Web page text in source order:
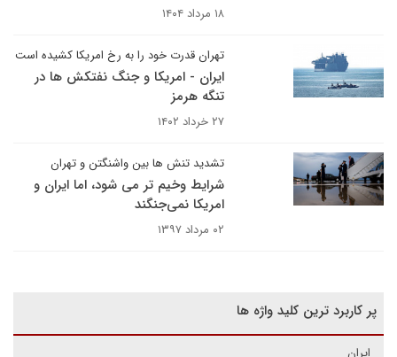
۱۸ مرداد ۱۴۰۴
تهران قدرت خود را به رخ امریکا کشیده است
ایران - امریکا و جنگ نفتکش ها در
تنگه هرمز
۲۷ خرداد ۱۴۰۲
تشدید تنش ها بین واشنگتن و تهران
شرایط وخیم تر می شود، اما ایران و
امریکا نمی‌جنگند
۰۲ مرداد ۱۳۹۷
پر کاربرد ترین کلید واژه ها
ایران